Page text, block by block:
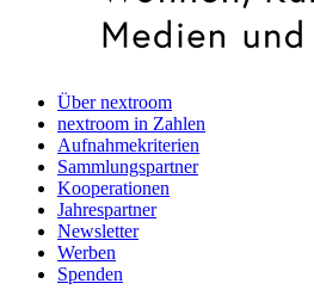
Über nextroom
nextroom in Zahlen
Aufnahmekriterien
Sammlungspartner
Kooperationen
Jahrespartner
Newsletter
Werben
Spenden